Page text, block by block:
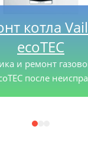
котла
ecoTEC
и ремонт
после